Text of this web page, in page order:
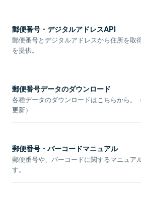
郵便番号・デジタルアドレスAPI
郵便番号とデジタルアドレスから住所を取
を提供。
郵便番号データのダウンロード
各種データのダウンロードはこちらから。
更新）
郵便番号・バーコードマニュアル
郵便番号や、バーコードに関するマニュア
す。